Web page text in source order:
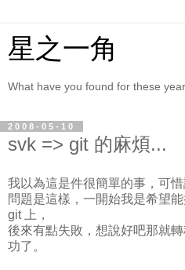
星之一角
What have you found for these
2008-05-10
svk => git 的麻煩...
我以為這是件很簡單的事，可
問題是這樣，一開始我是希望
git 上，
後來有點失敗，想說好吧那就
功了。